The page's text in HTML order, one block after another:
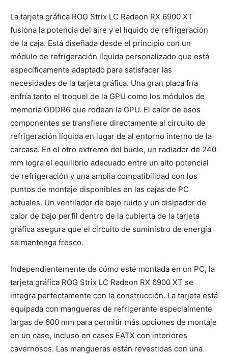
La tarjeta gráfica ROG Strix LC Radeon RX 6900 XT
fusiona la potencia del aire y el líquido de refrigeración
de la caja. Está diseñada desde el principio con un
módulo de refrigeración líquida personalizado que está
específicamente adaptado para satisfacer las
necesidades de la tarjeta gráfica. Una gran placa fría
enfría tanto el troquel de la GPU como los módulos de
memoria GDDR6 que rodean la GPU. El calor de esos
componentes se transfiere directamente al circuito de
refrigeración líquida en lugar de al entorno interno de la
carcasa. En el otro extremo del bucle, un radiador de 240
mm logra el equilibrio adecuado entre un alto potencial
de refrigeración y una amplia compatibilidad con los
puntos de montaje disponibles en las cajas de PC
actuales. Un ventilador de bajo ruido y un disipador de
calor de bajo perfil dentro de la cubierta de la tarjeta
gráfica asegura que el circuito de suministro de energía
se mantenga fresco.
Independientemente de cómo esté montada en un PC, la
tarjeta gráfica ROG Strix LC Radeon RX 6900 XT se
integra perfectamente con la construcción. La tarjeta está
equipada con mangueras de refrigerante especialmente
largas de 600 mm para permitir más opciones de montaje
en un case, incluso en cases EATX con interiores
cavernosos. Las mangueras están revestidas con una